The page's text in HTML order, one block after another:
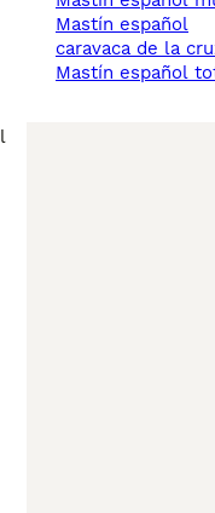
mastín español
caravaca de la
mastín español